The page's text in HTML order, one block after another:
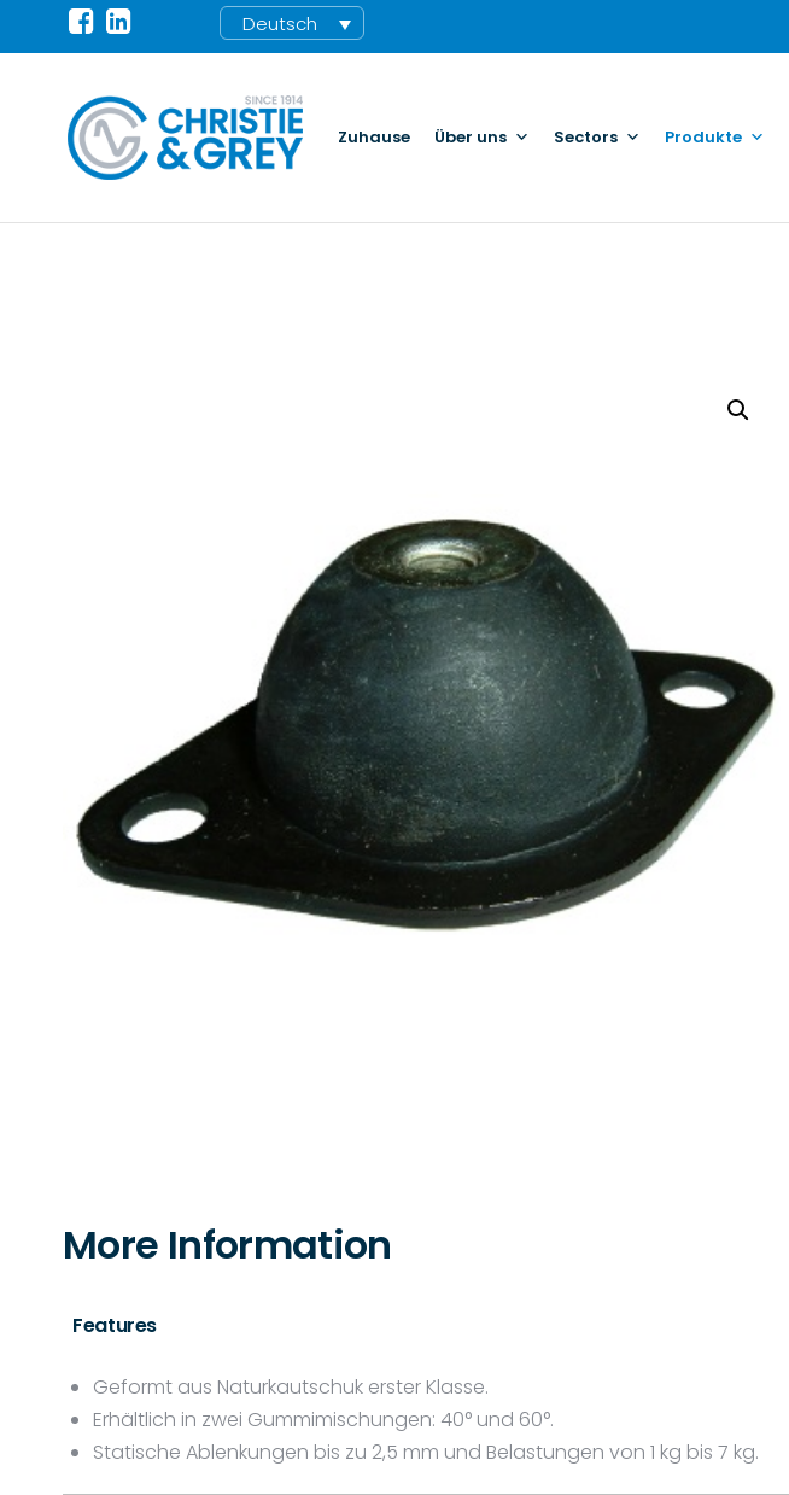
Deutsch
Zuhause Über uns Sectors Produkte
More Information
Features
Geformt aus Naturkautschuk erster Klasse.
Erhältlich in zwei Gummimischungen: 40° und 60°.
Statische Ablenkungen bis zu 2,5 mm und Belastungen von 1 kg bis 7 kg.